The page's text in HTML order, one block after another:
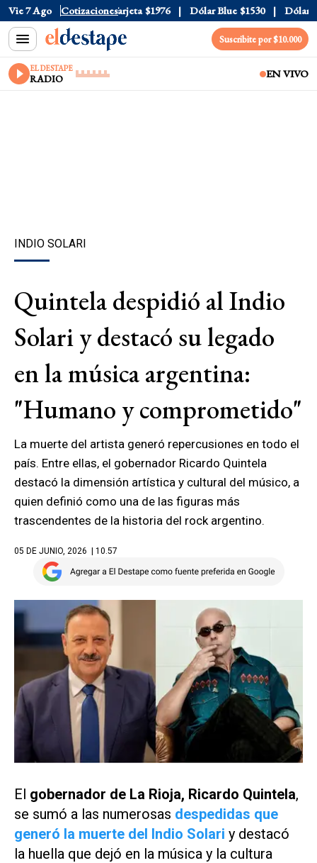
Vie 7 Ago Cotizaciones
$1520 Dólar Tarjeta $1976 Dólar Blue $1530 Dólar CCL
Suscribite por $10.000
EL DESTAPE
RADIO EN VIVO
INDIO SOLARI
Quintela despidió al Indio
Solari y destacó su legado
en la música argentina:
"Humano y comprometido"
La muerte del artista generó repercusiones en todo el
país. Entre ellas, el gobernador Ricardo Quintela
destacó la dimensión artística y cultural del músico, a
quien definió como una de las figuras más
trascendentes de la historia del rock argentino.
05 DE JUNIO, 2026 | 10.57
El gobernador de La Rioja, Ricardo Quintela,
se sumó a las numerosas despedidas que
generó la muerte del Indio Solari y destacó
la huella que dejó en la música y la cultura